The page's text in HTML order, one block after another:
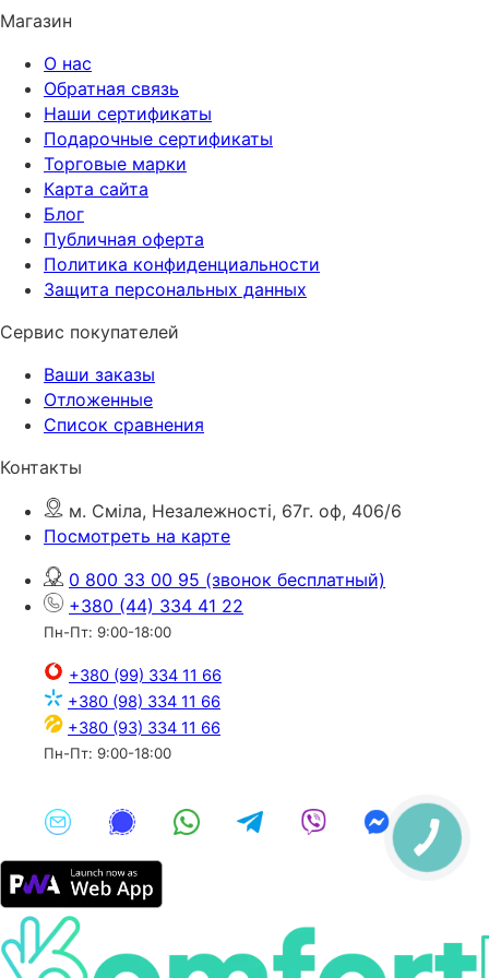
Магазин
О нас
Обратная связь
Наши сертификаты
Подарочные сертификаты
Торговые марки
Карта сайта
Блог
Публичная оферта
Политика конфиденциальности
Защита персональных данных
Сервис покупателей
Ваши заказы
Отложенные
Список сравнения
Контакты
м. Сміла, Незалежності, 67г. оф, 406/6
Посмотреть на карте
0 800 33 00 95 (звонок бесплатный)
+380 (44) 334 41 22
Пн-Пт: 9:00-18:00
+380 (99) 334 11 66
+380 (98) 334 11 66
+380 (93) 334 11 66
Пн-Пт: 9:00-18:00